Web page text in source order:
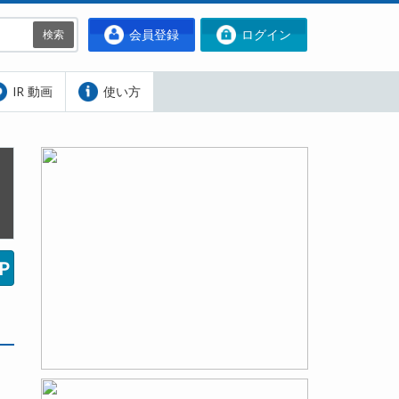
会員登録 ログイン
検索
IR 動画 使い方